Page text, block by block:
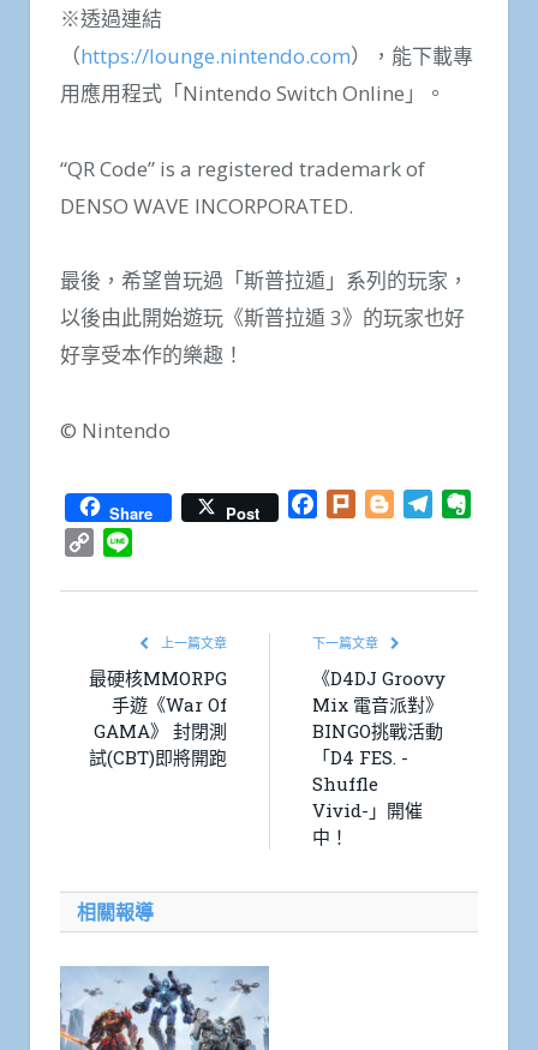
※透過連結
（https://lounge.nintendo.com），能下載專
用應用程式「Nintendo Switch Online」。
“QR Code” is a registered trademark of
DENSO WAVE INCORPORATED.
最後，希望曾玩過「斯普拉遁」系列的玩家，
以後由此開始遊玩《斯普拉遁 3》的玩家也好
好享受本作的樂趣！
© Nintendo
Share Post Facebook
Plurk BloggerTelegram
Copy
上一篇文章
最硬核MMORPG
手遊《War Of
GAMA》 封閉測
試(CBT)即將開跑
下一篇文章
《D4DJ Groovy
Mix 電音派對》
BINGO挑戰活動
「D4 FES. -
Shuffle
Vivid-」開催
中！
相關報導